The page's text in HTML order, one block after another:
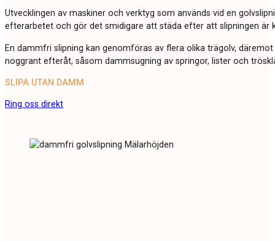
Utvecklingen av maskiner och verktyg som används vid en
efterarbetet och gör det smidigare att städa efter att slipningen är
En dammfri slipning kan genomföras av flera olika trägolv,
noggrant efteråt, såsom dammsugning av springor, lister och
SLIPA UTAN DAMM
Ring oss direkt